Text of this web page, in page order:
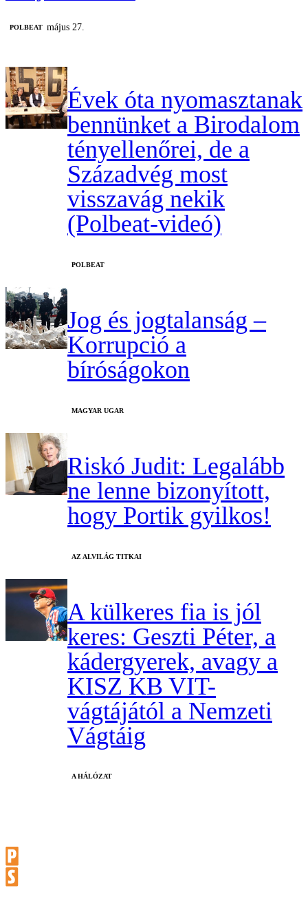
‎POLBEAT május 27.
Évek óta nyomasztanak
bennünket a Birodalom
tényellenőrei, de a
Századvég most
visszavág nekik
(Polbeat-videó)
‎POLBEAT
Jog és jogtalanság –
Korrupció a
bíróságokon
MAGYAR UGAR
Riskó Judit: Legalább
ne lenne bizonyított,
hogy Portik gyilkos!
AZ ALVILÁG TITKAI
A külkeres fia is jól
keres: Geszti Péter, a
kádergyerek, avagy a
KISZ KB VIT-
vágtájától a Nemzeti
Vágtáig
A HÁLÓZAT